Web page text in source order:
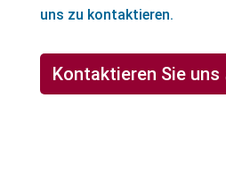
uns zu kontaktieren.
Kontaktieren Sie uns